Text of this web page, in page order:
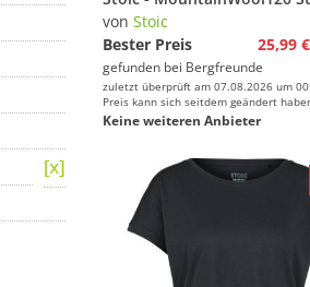
von Stoic
Bester Preis
25,99 €
gefunden bei Bergfreunde
zuletzt überprüft am 07.08.2026 um
Preis kann sich seitdem geändert
Keine weiteren Anbieter